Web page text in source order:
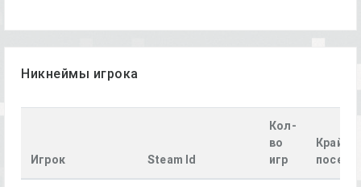
Никнеймы игрока
Игрок Steam Id
Кол-
во
игр